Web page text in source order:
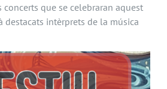
que se celebraran aquest
destacats intèrprets de la música